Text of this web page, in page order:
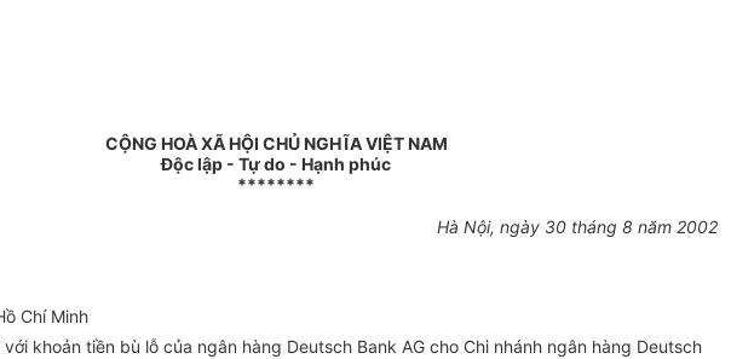
CỘNG HOÀ XÃ HỘI CHỦ NGHĨA VIỆT NAM
Độc lập - Tự do - Hạnh phúc
********
Hà Nội, ngày 30 tháng 8 năm 2002
Chí Minh
khoản tiền bù lỗ của ngân hàng Deutsch Bank AG cho Chi nhánh ngân hàng Deutsch